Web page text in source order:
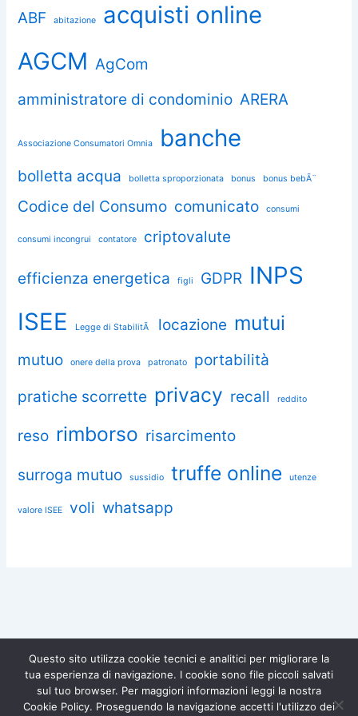
ABF abitazione
acquisti online
AGCM AgCom
amministratore di condominio ARERA
Associazione Consumatori Omnia banche
bolletta acqua bolletta sproporzionata bonus bonus bebÃ¨
Codice del Consumo comunicato consumi
consumi incongrui contatore criptovalute
efficienza energetica figli GDPR INPS
ISEE
Legge di StabilitÃ locazione mutui
mutuo onere della prova patronato
portabilità
pratiche scorrette privacy recall reddito
reso rimborso risarcimento
surroga mutuo sussidio truffe online utenze
valore ISEE voli whatsapp
Diventa socio di
Iscriviti gratuitamente e difendi i
Chiedi aiuto a Omnia
Questo sito utilizza cookie tecnici e analitici per migliorare la
tua esperienza di navigazione. I cookie sono file piccoli salvati
sul tuo browser. Per maggiori informazioni leggi la nostra
Cookie Policy. Proseguendo la navigazione accetti l'utilizzo dei